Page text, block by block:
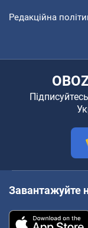
Редакційна
Завантажуйте